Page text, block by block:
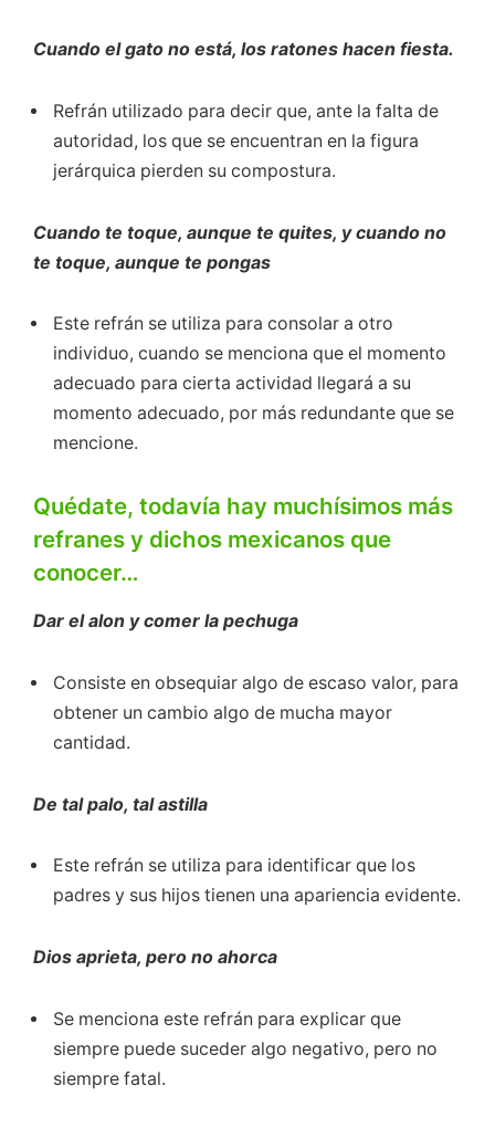
Cuando el gato no está, los ratones hacen fiesta.
Refrán utilizado para decir que, ante la falta de
autoridad, los que se encuentran en la figura
jerárquica pierden su compostura.
Cuando te toque, aunque te quites, y cuando no
te toque, aunque te pongas
Este refrán se utiliza para consolar a otro
individuo, cuando se menciona que el momento
adecuado para cierta actividad llegará a su
momento adecuado, por más redundante que se
mencione.
Quédate, todavía hay muchísimos más
refranes y dichos mexicanos que
conocer…
Dar el alon y comer la pechuga
Consiste en obsequiar algo de escaso valor, para
obtener un cambio algo de mucha mayor
cantidad.
De tal palo, tal astilla
Este refrán se utiliza para identificar que los
padres y sus hijos tienen una apariencia evidente.
Dios aprieta, pero no ahorca
Se menciona este refrán para explicar que
siempre puede suceder algo negativo, pero no
siempre fatal.